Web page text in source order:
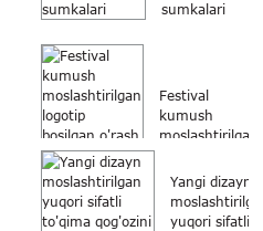
sumkalari
Festival
kumush
moslashtirilgan
bosilgan
o'ramli
qadoqlash ...
Yangi dizayn
moslashtirilgan
yuqori sifatli